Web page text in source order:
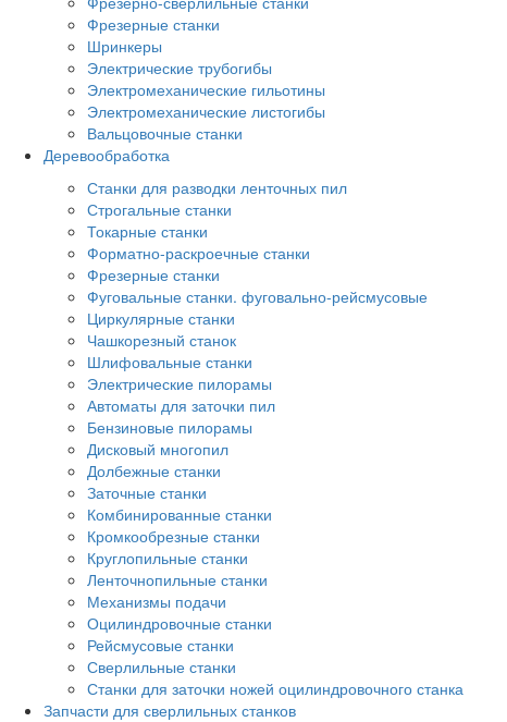
Фрезерные станки
Шринкеры
Электрические трубогибы
Электромеханические гильотины
Электромеханические листогибы
Вальцовочные станки
Деревообработка
Станки для разводки ленточных пил
Строгальные станки
Токарные станки
Форматно-раскроечные станки
Фрезерные станки
Фуговальные станки. фуговально-рейсмусовые
Циркулярные станки
Чашкорезный станок
Шлифовальные станки
Электрические пилорамы
Автоматы для заточки пил
Бензиновые пилорамы
Дисковый многопил
Долбежные станки
Заточные станки
Комбинированные станки
Кромкообрезные станки
Круглопильные станки
Ленточнопильные станки
Механизмы подачи
Оцилиндровочные станки
Рейсмусовые станки
Сверлильные станки
Станки для заточки ножей оцилиндровочного станка
Запчасти для сверлильных станков